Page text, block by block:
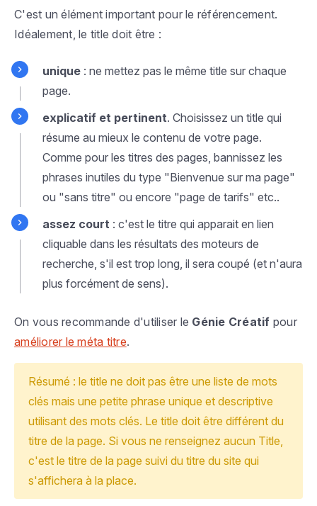
C'est un élément important pour le référencement.
Idéalement, le title doit être :
unique : ne mettez pas le même title sur chaque
page.
explicatif et pertinent. Choisissez un title qui
résume au mieux le contenu de votre page.
Comme pour les titres des pages, bannissez les
phrases inutiles du type "Bienvenue sur ma page"
ou "sans titre" ou encore "page de tarifs" etc..
assez court : c'est le titre qui apparait en lien
cliquable dans les résultats des moteurs de
recherche, s'il est trop long, il sera coupé (et n'aura
plus forcément de sens).
On vous recommande d'utiliser le Génie Créatif pour
améliorer le méta titre.
Résumé : le title ne doit pas être une liste de mots
clés mais une petite phrase unique et descriptive
utilisant des mots clés. Le title doit être différent du
titre de la page. Si vous ne renseignez aucun Title,
c'est le titre de la page suivi du titre du site qui
s'affichera à la place.